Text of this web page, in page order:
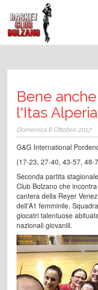
Bene
l'Itas
Domenica 8 Ottobre 2017
G&G International
(17-23, 27-40, 43-57, 48-
Seconda partita
Club Bolzano che
cantera della Reyer
dell'A1 femminile.
giocatri talentuose
nazionali giovanili.